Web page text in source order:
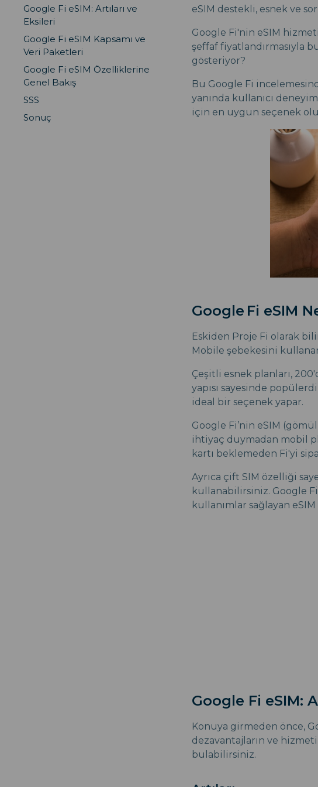
Google Fi eSIM: Artıları ve
Eksileri
Google Fi eSIM Kapsamı ve
Veri Paketleri
Google Fi eSIM Özelliklerine
Genel Bakış
SSS
Sonuç
eSIM destekli, esnek ve
Google Fi'nin eSIM
şeffaf fiyatlandırmasıyla
gösteriyor?
Bu Google Fi
yanında kullanıcı
için en uygun seçenek
Google Fi eSIM
Eskiden Proje Fi olarak
Mobile şebekesini
Çeşitli esnek planları,
yapısı sayesinde
ideal bir seçenek yapar.
Google Fi’nin eSIM
ihtiyaç duymadan mobil
kartı beklemeden Fi'yi
Ayrıca çift SIM özelliği
kullanabilirsiniz. Google
kullanımlar sağlayan eSIM
Google Fi eSIM:
Konuya girmeden önce,
dezavantajların ve
bulabilirsiniz.